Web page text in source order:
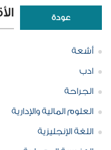
عودة
أشعة
ادب
الجراحة
العلوم المالية والإدارية
اللغة الإنجليزية